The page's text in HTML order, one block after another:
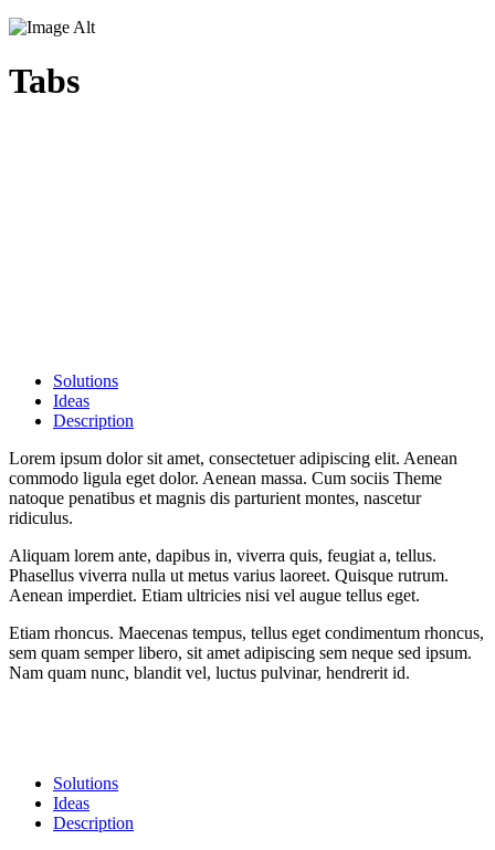
Tabs
Solutions
Ideas
Description
Lorem ipsum dolor sit amet, consectetuer adipiscing elit. Aenean
commodo ligula eget dolor. Aenean massa. Cum sociis Theme
natoque penatibus et magnis dis parturient montes, nascetur
ridiculus.
Aliquam lorem ante, dapibus in, viverra quis, feugiat a, tellus.
Phasellus viverra nulla ut metus varius laoreet. Quisque rutrum.
Aenean imperdiet. Etiam ultricies nisi vel augue tellus eget.
Etiam rhoncus. Maecenas tempus, tellus eget condimentum rhoncus,
sem quam semper libero, sit amet adipiscing sem neque sed ipsum.
Nam quam nunc, blandit vel, luctus pulvinar, hendrerit id.
Solutions
Ideas
Description